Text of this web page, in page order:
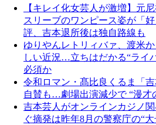
【キレイ化女芸人が激増】元
スリーブのワンピース姿が「
評、吉本退所後は独自路線も
ゆりやんレトリィバァ、渡米
しい近況…立ちはだかる“ライ
必須か
令和ロマン・髙比良くるま「
自賛も…劇場出演減少で “漫才
吉本芸人がオンラインカジノ
ぐ摘発は昨年8月の警察庁の“